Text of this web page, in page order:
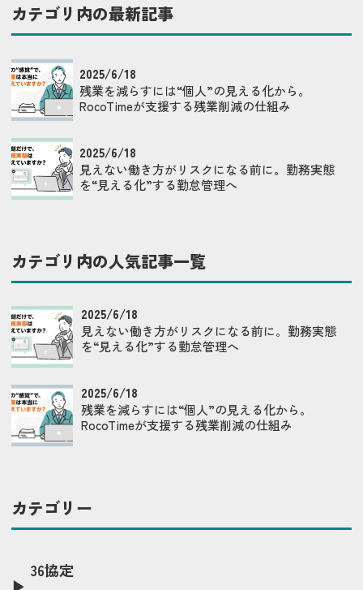
カテゴリ内の最新記事
2025/6/18
残業を減らすには“個人”の見える化から。
RocoTimeが支援する残業削減の仕組み
2025/6/18
見えない働き方がリスクになる前に。勤務実態
を“見える化”する勤怠管理へ
カテゴリ内の人気記事一覧
2025/6/18
見えない働き方がリスクになる前に。勤務実態
を“見える化”する勤怠管理へ
2025/6/18
残業を減らすには“個人”の見える化から。
RocoTimeが支援する残業削減の仕組み
カテゴリー
36協定